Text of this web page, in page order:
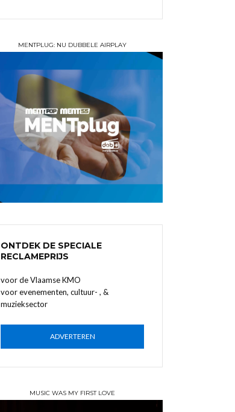
MENTPLUG: NU DUBBELE AIRPLAY
ONTDEK DE SPECIALE
RECLAMEPRIJS
voor de Vlaamse KMO
voor evenementen, cultuur- , &
muzieksector
ADVERTEREN
MUSIC WAS MY FIRST LOVE